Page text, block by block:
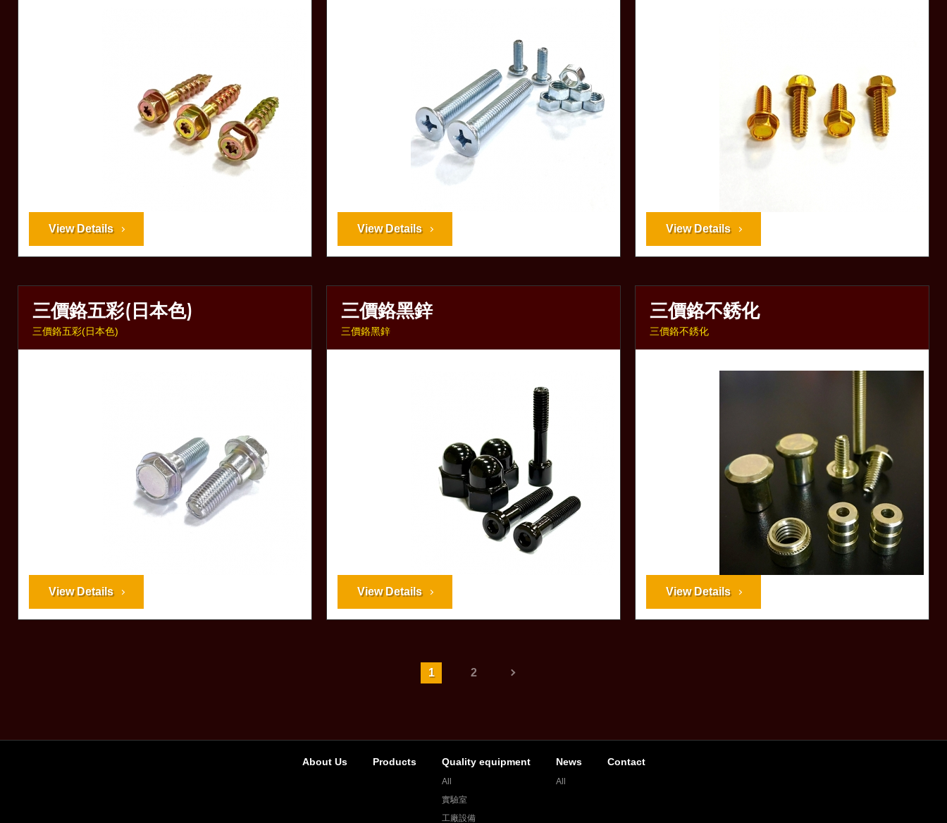
View Details View Details View Details
三價鉻五彩(日本色)
三價鉻五彩(日本色)
View Details
三價鉻黑鋅
三價鉻黑鋅
View Details
三價鉻不銹化
三價鉻不銹化
View Details
1 2
About Us Products Quality equipment
All
實驗室
工廠設備
News
All
Contact